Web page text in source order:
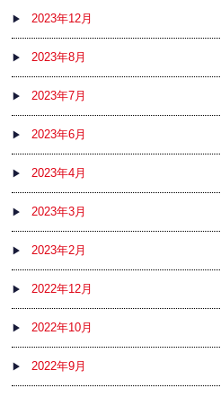
2023年12月
2023年8月
2023年7月
2023年6月
2023年4月
2023年3月
2023年2月
2022年12月
2022年10月
2022年9月